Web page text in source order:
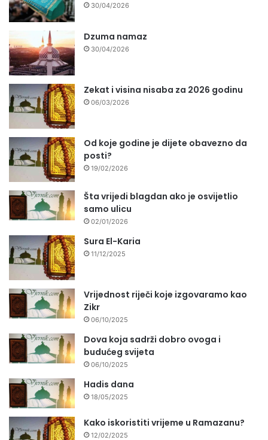
30/04/2026
Dzuma namaz
30/04/2026
Zekat i visina nisaba za 2026 godinu
06/03/2026
Od koje godine je dijete obavezno da
posti?
19/02/2026
Šta vrijedi blagdan ako je osvijetlio
samo ulicu
02/01/2026
Sura El-Karia
11/12/2025
Vrijednost riječi koje izgovaramo kao
Zikr
06/10/2025
Dova koja sadrži dobro ovoga i
budućeg svijeta
06/10/2025
Hadis dana
18/05/2025
Kako iskoristiti vrijeme u Ramazanu?
12/02/2025